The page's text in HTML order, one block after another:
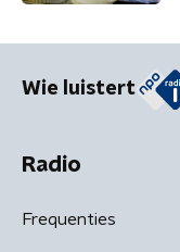
Wie luistert
Radio
Frequenties